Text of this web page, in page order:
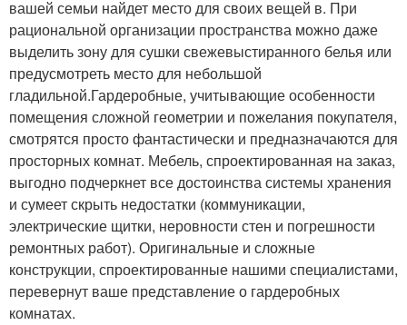
вашей семьи найдет место для своих вещей в. При
рациональной организации пространства можно даже
выделить зону для сушки свежевыстиранного белья или
предусмотреть место для небольшой
гладильной.Гардеробные, учитывающие особенности
помещения сложной геометрии и пожелания покупателя,
смотрятся просто фантастически и предназначаются для
просторных комнат. Мебель, спроектированная на заказ,
выгодно подчеркнет все достоинства системы хранения
и сумеет скрыть недостатки (коммуникации,
электрические щитки, неровности стен и погрешности
ремонтных работ). Оригинальные и сложные
конструкции, спроектированные нашими специалистами,
перевернут ваше представление о гардеробных
комнатах.